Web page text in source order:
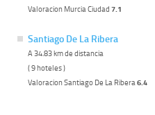
Valoracion Murcia Ciudad 7.1
Santiago De La Ribera
A 34.83 km de distancia
( 9 hoteles )
Valoracion Santiago De La Ribera 6.4